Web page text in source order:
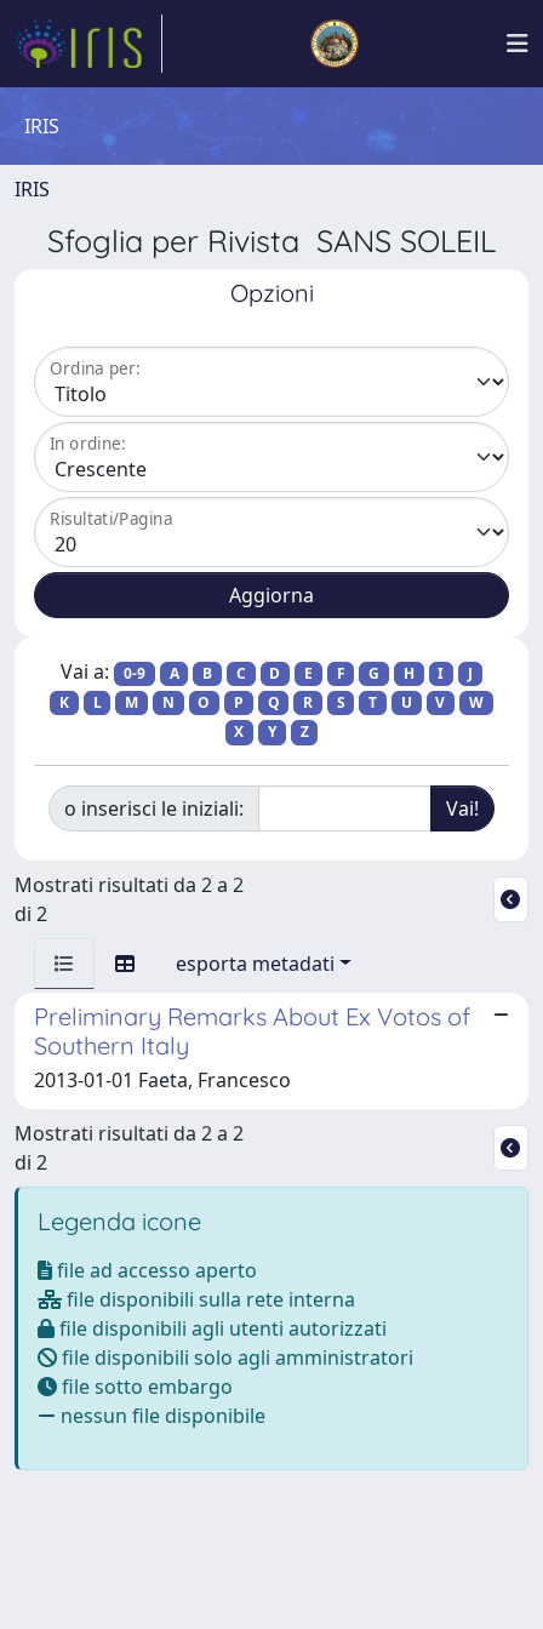
IRIS
IRIS
Sfoglia per Rivista SANS SOLEIL
Opzioni
Ordina per:
In ordine:
Risultati/Pagina
Vai a: 0-9 A B C D E F G H I
J
K
L M N O P Q R S T U V
W
X
Y Z
o inserisci le iniziali:
Mostrati risultati da 2 a 2
di 2
esporta metadati
Preliminary Remarks About Ex Votos of
Southern Italy
2013-01-01 Faeta, Francesco
Mostrati risultati da 2 a 2
di 2
Legenda icone
file ad accesso aperto
file disponibili sulla rete interna
file disponibili agli utenti autorizzati
file disponibili solo agli amministratori
file sotto embargo
nessun file disponibile